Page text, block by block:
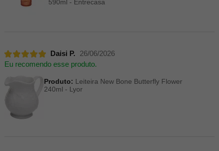
590ml - Entrecasa
Daisi P.
26/06/2026
Eu recomendo esse produto.
Produto: Leiteira New Bone Butterfly Flower
240ml - Lyor